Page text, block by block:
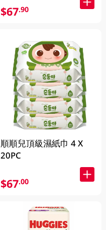
$67.90
順順兒頂級濕紙巾 4 X
20PC
$67.00